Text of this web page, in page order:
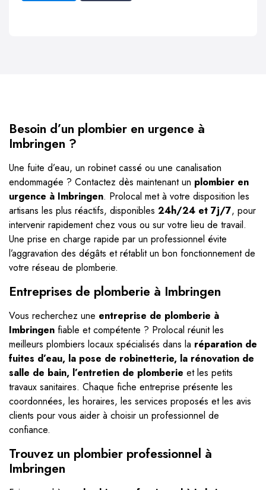
Besoin d’un plombier en urgence à
Imbringen ?
Une fuite d’eau, un robinet cassé ou une canalisation
endommagée ? Contactez dès maintenant un plombier en
urgence à Imbringen. Prolocal met à votre disposition les
artisans les plus réactifs, disponibles 24h/24 et 7j/7, pour
intervenir rapidement chez vous ou sur votre lieu de travail.
Une prise en charge rapide par un professionnel évite
l’aggravation des dégâts et rétablit un bon fonctionnement de
votre réseau de plomberie.
Entreprises de plomberie à Imbringen
Vous recherchez une entreprise de plomberie à
Imbringen fiable et compétente ? Prolocal réunit les
meilleurs plombiers locaux spécialisés dans la réparation de
fuites d’eau, la pose de robinetterie, la rénovation de
salle de bain, l’entretien de plomberie et les petits
travaux sanitaires. Chaque fiche entreprise présente les
coordonnées, les horaires, les services proposés et les avis
clients pour vous aider à choisir un professionnel de
confiance.
Trouvez un plombier professionnel à
Imbringen